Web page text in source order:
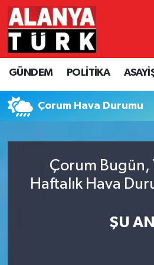
GÜNDEM POLİTİKA
Çorum Hava Durumu
Çorum Bugün,
Haftalık Hava
ŞU AN
GÜNDEM
POLİTİKA
ASAYİŞ
TURİZM
Nöbetçi Eczaneler
Hava Durumu
Namaz Vakitleri
Süper Lig Puan Durumu
Son Dakika Haberleri